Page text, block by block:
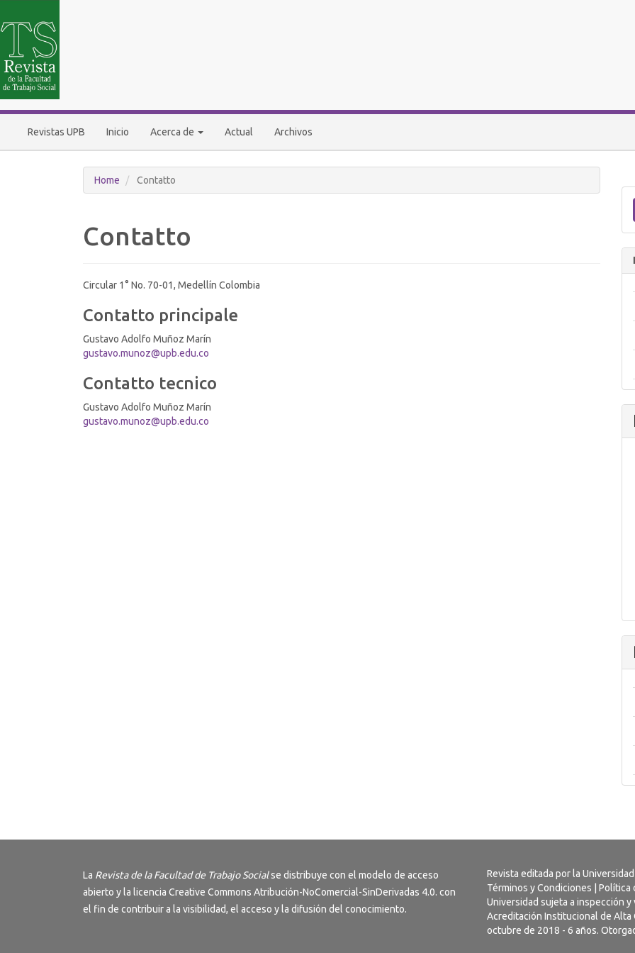
principale
Contenuto
principale
Barra
laterale
Revistas UPB Inicio Acerca de Actual Archivos
Home Contatto
Contatto
Circular 1° No. 70-01, Medellín Colombia
Contatto principale
Gustavo Adolfo Muñoz Marín
gustavo.munoz@upb.edu.co
Contatto tecnico
Gustavo Adolfo Muñoz Marín
gustavo.munoz@upb.edu.co
La Revista de la Facultad de Trabajo Socialse distribuye con el modelo de acceso
abierto y la licencia Creative Commons Atribución-NoComercial-SinDerivadas 4.0. con
el fin de contribuir a la visibilidad, el acceso y la difusión del conocimiento.
Revista editada por la
Términos y Condiciones
Política
Universidad sujeta a inspección
Acreditación Institucional de Alta
octubre de 2018 - 6 años.